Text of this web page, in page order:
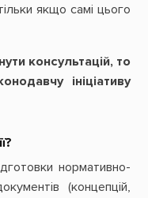
якщо самі цього
консультацій, то
ініціативу
нормативно-
(концепцій,